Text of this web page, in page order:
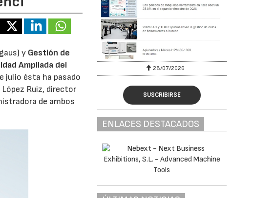
y Gestión de
Ampliada del
julio ésta ha pasado
Ruiz, director
de ambos
30/07/2026 28/07/2026
SUSCRIBIRSE
ENLACES DESTACADOS